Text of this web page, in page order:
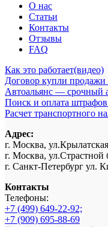
О нас
Статьи
Контакты
Отзывы
FAQ
Как это работает(видео)
Договор купли продажи
Автоальянс — срочный
Поиск и оплата
Расчет транспортного
Адрес:
г. Москва,
г. Москва, ул.Страстной
г. Санкт-Петербург ул.
Контакты
Телефоны:
+7 (499) 649-22-92;
+7 (909) 695-88-69